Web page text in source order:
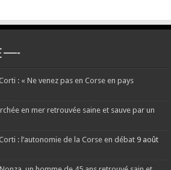
—-
: « Ne venez pas en Corse en pays
en mer retrouvée saine et sauve par un
: l’autonomie de la Corse en débat 9 août